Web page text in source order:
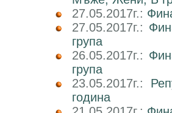
27.05.2017г.:
27.05.2017г.:
група
26.05.2017г.:
група
23.05.2017г.:
година